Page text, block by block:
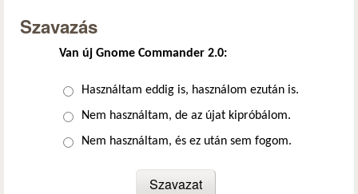
Szavazás
Van új Gnome Commander 2.0:
Választások
Használtam eddig is, használom ezután is.
Nem használtam, de az újat kipróbálom.
Nem használtam, és ez után sem fogom.